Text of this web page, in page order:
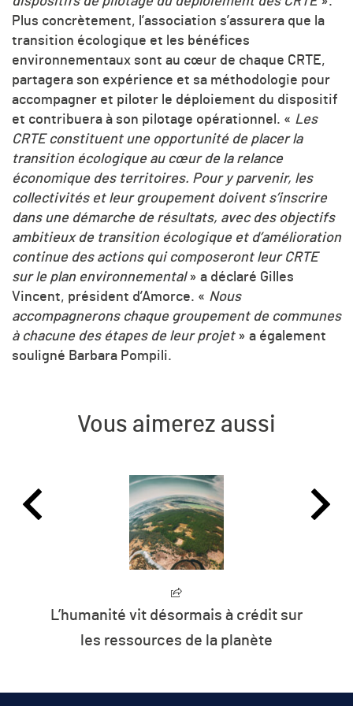
Plus concrètement, l’association s’assurera que la
transition écologique et les bénéfices
environnementaux sont au cœur de chaque CRTE,
partagera son expérience et sa méthodologie pour
accompagner et piloter le déploiement du dispositif
et contribuera à son pilotage opérationnel. « Les
CRTE constituent une opportunité de placer la
transition écologique au cœur de la relance
économique des territoires. Pour y parvenir, les
collectivités et leur groupement doivent s’inscrire
dans une démarche de résultats, avec des objectifs
ambitieux de transition écologique et d’amélioration
continue des actions qui composeront leur CRTE
sur le plan environnemental» a déclaré Gilles
Vincent, président d’Amorce. « Nous
accompagnerons chaque groupement de communes
à chacune des étapes de leur projet» a également
souligné Barbara Pompili.
Vous aimerez aussi
L’humanité vit désormais à crédit sur
les ressources de la planète